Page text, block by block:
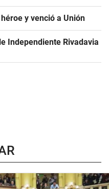
y venció a Unión
Independiente Rivadavia